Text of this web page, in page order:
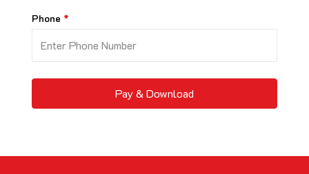
Phone
Pay & Download